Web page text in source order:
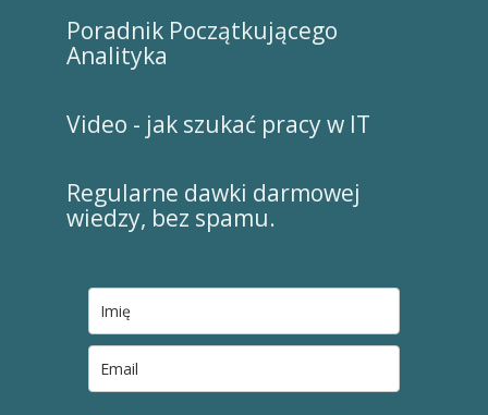
Poradnik Początkującego
Analityka
Video - jak szukać pracy w IT
Regularne dawki darmowej
wiedzy, bez spamu.